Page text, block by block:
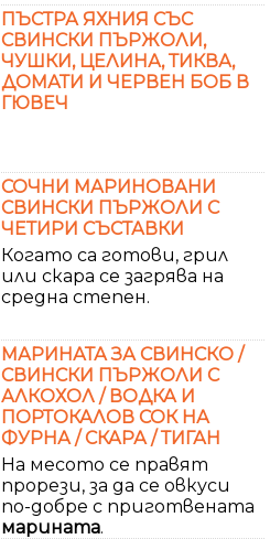
ПЪСТРА ЯХНИЯ СЪС
СВИНСКИ ПЪРЖОЛИ,
ЧУШКИ, ЦЕЛИНА, ТИКВА,
ДОМАТИ И ЧЕРВЕН БОБ В
ГЮВЕЧ
СОЧНИ МАРИНОВАНИ
СВИНСКИ ПЪРЖОЛИ С
ЧЕТИРИ СЪСТАВКИ
Когато са готови, грил
или скара се загрява на
средна степен.
МАРИНАТА ЗА СВИНСКО /
СВИНСКИ ПЪРЖОЛИ С
АЛКОХОЛ / ВОДКА И
ПОРТОКАЛОВ СОК НА
ФУРНА / СКАРА / ТИГАН
На месото се правят
прорези, за да се овкуси
по-добре с приготвената
марината.